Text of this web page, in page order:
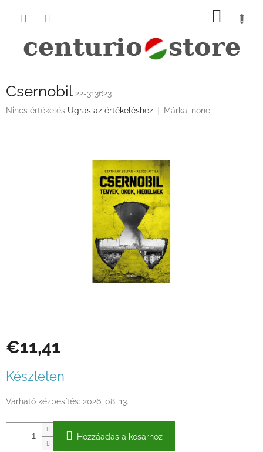
KOSÁR
Csernobil 22-313623
A
Nincs értékelés Ugrás az értékeléshez Márka: none
€11,41
Készleten
Várható kézbesítés: 2026. 08. 13.
Hozzáadás a kosárhoz